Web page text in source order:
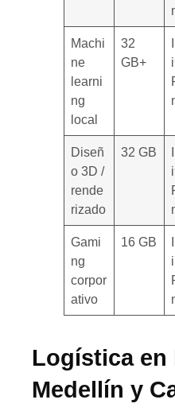
Machi
ne
learni
ng
local
32
GB+
Diseñ
o 3D /
rende
rizado
32 GB
Gami
ng
corpor
ativo
16 GB
Logística en
Medellín y